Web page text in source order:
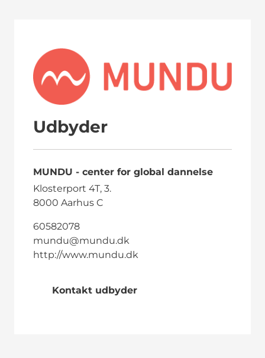
Udbyder
MUNDU - center for global dannelse
Klosterport 4T, 3.
8000 Aarhus C
60582078
mundu@mundu.dk
http://www.mundu.dk
Kontakt udbyder